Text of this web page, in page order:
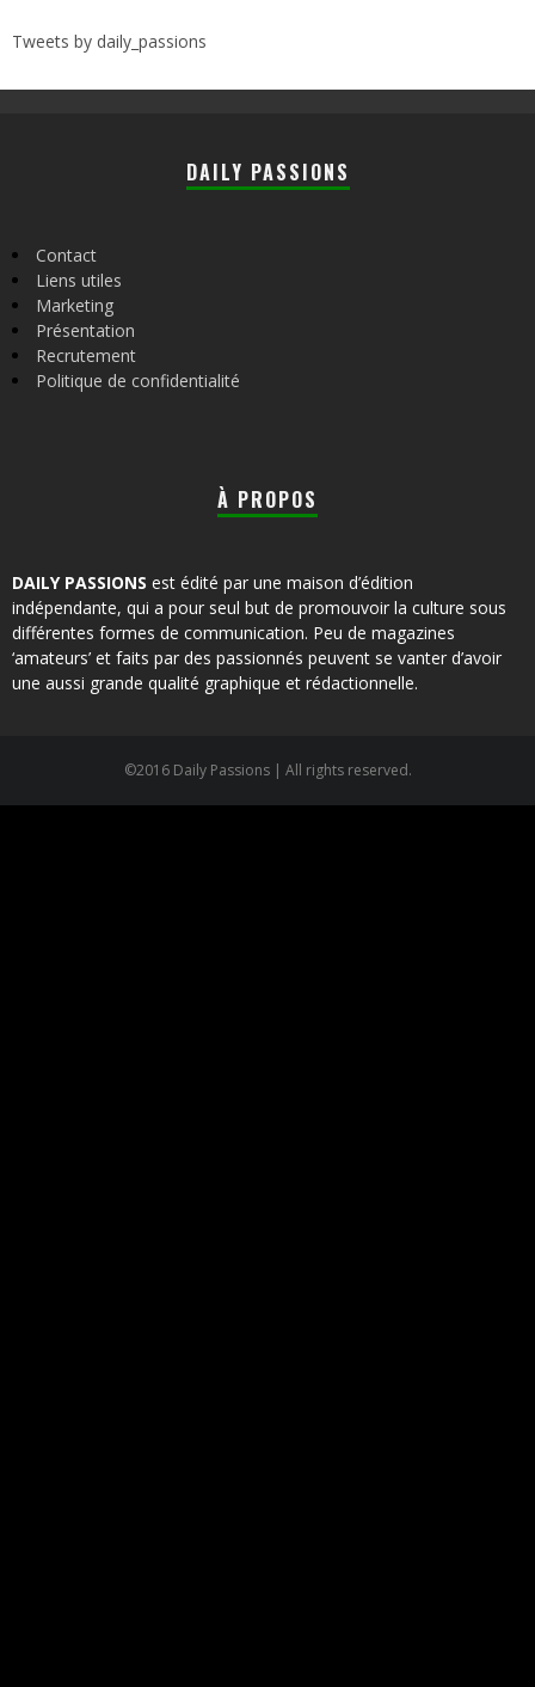
Tweets by daily_passions
DAILY PASSIONS
Contact
Liens utiles
Marketing
Présentation
Recrutement
Politique de confidentialité
À PROPOS
DAILY PASSIONS est édité par une maison d’édition
indépendante, qui a pour seul but de promouvoir la culture sous
différentes formes de communication. Peu de magazines
‘amateurs’ et faits par des passionnés peuvent se vanter d’avoir
une aussi grande qualité graphique et rédactionnelle.
©2016 Daily Passions | All rights reserved.